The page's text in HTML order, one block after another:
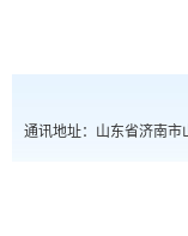
通讯地址：山东省济南